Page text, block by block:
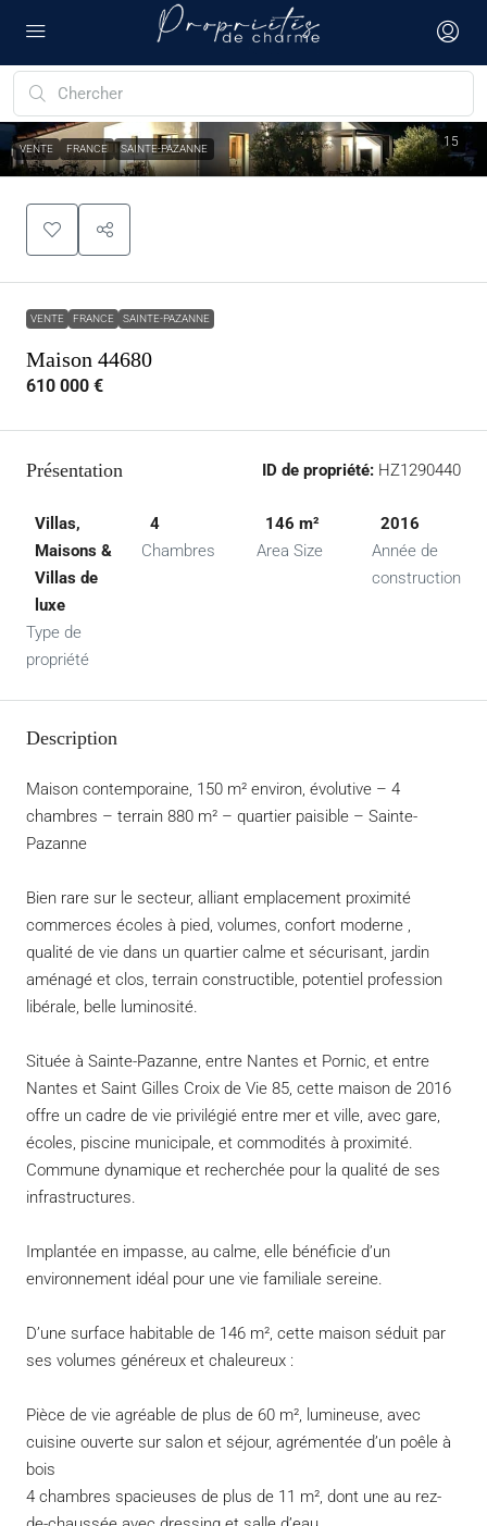
15
VENTE FRANCE SAINTE-PAZANNE
VENTE FRANCE SAINTE-PAZANNE
Maison 44680
610 000 €
Présentation ID de propriété: HZ1290440
Villas,
Maisons &
Villas de
luxe
Type de
propriété
4
Chambres
146 m²
Area Size
2016
Année de
construction
Description
Maison contemporaine, 150 m² environ, évolutive – 4
chambres – terrain 880 m² – quartier paisible – Sainte-
Pazanne
Bien rare sur le secteur, alliant emplacement proximité
commerces écoles à pied, volumes, confort moderne ,
qualité de vie dans un quartier calme et sécurisant, jardin
aménagé et clos, terrain constructible, potentiel profession
libérale, belle luminosité.
Située à Sainte-Pazanne, entre Nantes et Pornic, et entre
Nantes et Saint Gilles Croix de Vie 85, cette maison de 2016
offre un cadre de vie privilégié entre mer et ville, avec gare,
écoles, piscine municipale, et commodités à proximité.
Commune dynamique et recherchée pour la qualité de ses
infrastructures.
Implantée en impasse, au calme, elle bénéficie d’un
environnement idéal pour une vie familiale sereine.
D’une surface habitable de 146 m², cette maison séduit par
ses volumes généreux et chaleureux :
Pièce de vie agréable de plus de 60 m², lumineuse, avec
cuisine ouverte sur salon et séjour, agrémentée d’un poêle à
bois
4 chambres spacieuses de plus de 11 m², dont une au rez-